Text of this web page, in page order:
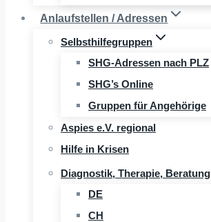
Anlaufstellen / Adressen
Selbsthilfegruppen
SHG-Adressen nach PLZ
SHG’s Online
Gruppen für Angehörige
Aspies e.V. regional
Hilfe in Krisen
Diagnostik, Therapie, Beratung
DE
CH